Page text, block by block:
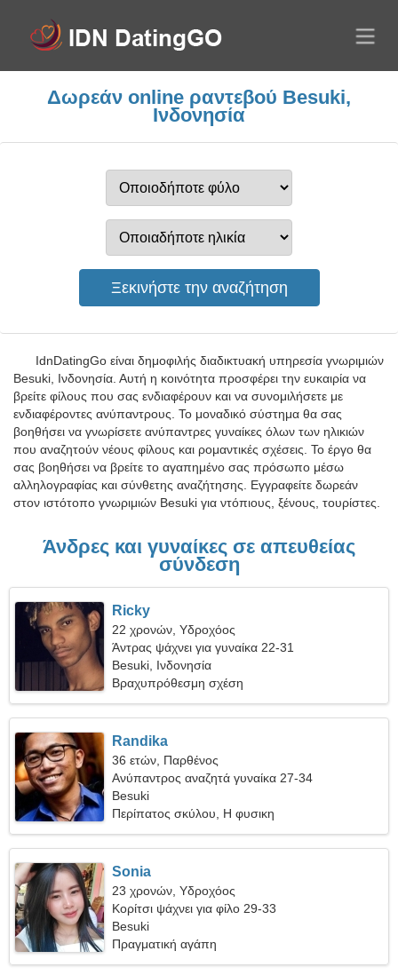
Δωρεάν online ραντεβού Besuki,
Ινδονησία
IdnDatingGo είναι δημοφιλής διαδικτυακή υπηρεσία γνωριμιών
Besuki, Ινδονησία. Αυτή η κοινότητα προσφέρει την ευκαιρία να
βρείτε φίλους που σας ενδιαφέρουν και να συνομιλήσετε με
ενδιαφέροντες ανύπαντρους. Το μοναδικό σύστημα θα σας
βοηθήσει να γνωρίσετε ανύπαντρες γυναίκες όλων των ηλικιών
που αναζητούν νέους φίλους και ρομαντικές σχέσεις. Το έργο θα
σας βοηθήσει να βρείτε το αγαπημένο σας πρόσωπο μέσω
αλληλογραφίας και σύνθετης αναζήτησης. Εγγραφείτε δωρεάν
στον ιστότοπο γνωριμιών Besuki για ντόπιους, ξένους, τουρίστες.
Άνδρες και γυναίκες σε απευθείας
σύνδεση
Ricky
22 χρονών, Υδροχόος
Άντρας ψάχνει για γυναίκα 22-31
Besuki, Ινδονησία
Βραχυπρόθεσμη σχέση
Randika
36 ετών, Παρθένος
Ανύπαντρος αναζητά γυναίκα 27-34
Besuki
Περίπατος σκύλου, Η φυσικη
Sonia
23 χρονών, Υδροχόος
Κορίτσι ψάχνει για φίλο 29-33
Besuki
Πραγματική αγάπη